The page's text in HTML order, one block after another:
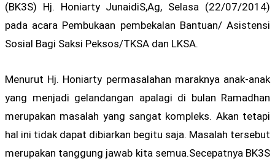
(BK3S) Hj. Honiarty JunaidiS,Ag, Selasa (22/07/2014)
pada acara Pembukaan pembekalan Bantuan/ Asistensi
Sosial Bagi Saksi Peksos/TKSA dan LKSA.
Menurut Hj. Honiarty permasalahan maraknya anak-anak
yang menjadi gelandangan apalagi di bulan Ramadhan
merupakan masalah yang sangat kompleks. Akan tetapi
hal ini tidak dapat dibiarkan begitu saja. Masalah tersebut
merupakan tanggung jawab kita semua.Secepatnya BK3S